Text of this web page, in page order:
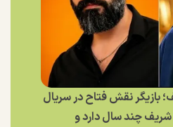
بازیگر نقش فتاح در سریال
چند سال دارد و